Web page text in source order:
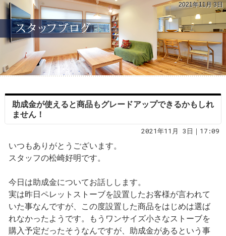
2021年11月 3日
助成金が使えると商品もグレードアップできるかもしれ
ません！
2021年11月 3日｜17:09
いつもありがとうございます。
スタッフの松崎好明です。
今日は助成金についてお話しします。
実は昨日ペレットストーブを設置したお客様が言われて
いた事なんですが、この度設置した商品をはじめは選ば
れなかったようです。もうワンサイズ小さなストーブを
購入予定だったそうなんですが、助成金があるという事